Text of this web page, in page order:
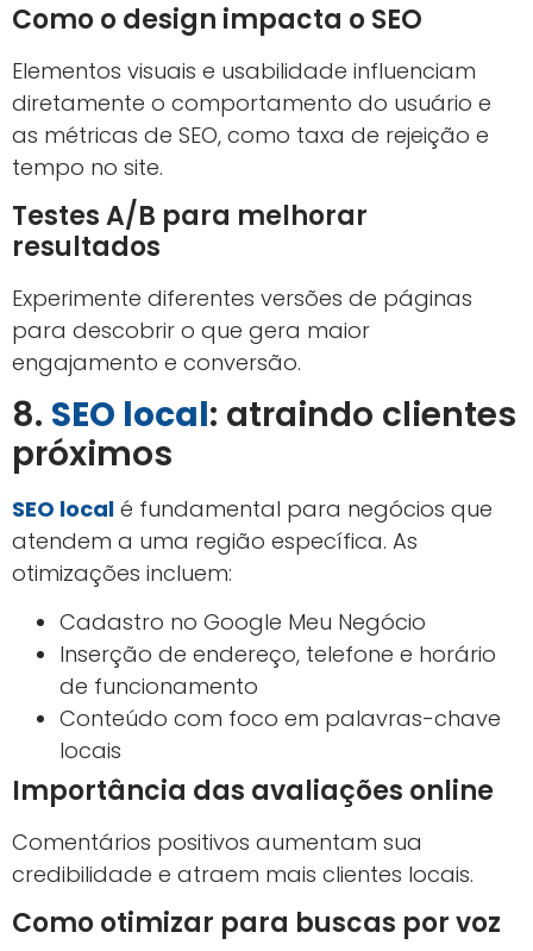
Como o design impacta o SEO
Elementos visuais e usabilidade influenciam
diretamente o comportamento do usuário e
as métricas de SEO, como taxa de rejeição e
tempo no site.
Testes A/B para melhorar
resultados
Experimente diferentes versões de páginas
para descobrir o que gera maior
engajamento e conversão.
8. SEO local: atraindo clientes
próximos
SEO local é fundamental para negócios que
atendem a uma região específica. As
otimizações incluem:
Cadastro no Google Meu Negócio
Inserção de endereço, telefone e horário
de funcionamento
Conteúdo com foco em palavras-chave
locais
Importância das avaliações online
Comentários positivos aumentam sua
credibilidade e atraem mais clientes locais.
Como otimizar para buscas por voz